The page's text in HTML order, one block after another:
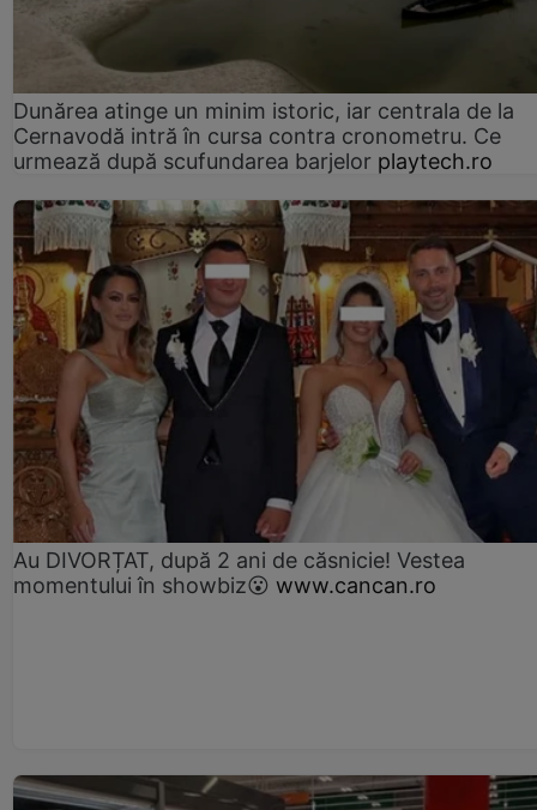
Dunărea atinge un minim istoric, iar centrala de la
Cernavodă intră în cursa contra cronometru. Ce
urmează după scufundarea barjelor playtech.ro
Au DIVORȚAT, după 2 ani de căsnicie! Vestea
momentului în showbiz😮 www.cancan.ro